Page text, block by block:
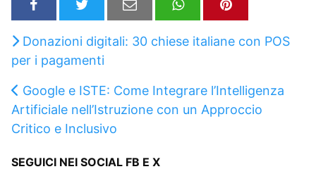
Donazioni digitali: 30 chiese italiane con POS
per i pagamenti
Google e ISTE: Come Integrare l’Intelligenza
Artificiale nell’Istruzione con un Approccio
Critico e Inclusivo
SEGUICI NEI SOCIAL FB E X